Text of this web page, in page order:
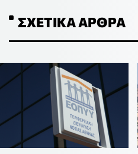
ΣΧΕΤΙΚΆ ΆΡΘΡΑ